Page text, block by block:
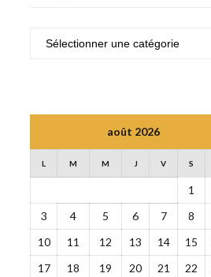
CATÉGORIES
août 2026
L M M J V S
1
3
4 5 6 7 8
10
11 12 13 14 15
17
18 19 20 21 22